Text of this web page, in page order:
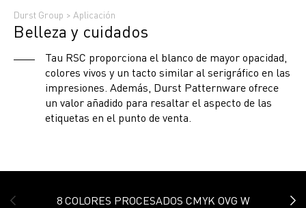
Durst Group > Aplicación
Belleza y cuidados
Tau RSC proporciona el blanco de mayor opacidad,
colores vivos y un tacto similar al serigráfico en las
impresiones. Además, Durst Patternware ofrece
un valor añadido para resaltar el aspecto de las
etiquetas en el punto de venta.
8 COLORES PROCESADOS CMYK OVG W